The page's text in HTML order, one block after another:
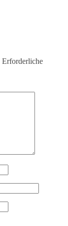
Erforderliche